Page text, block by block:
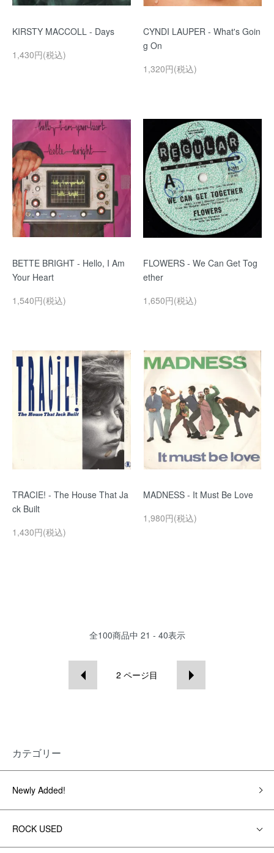
KIRSTY MACCOLL - Days
1,430円(税込)
CYNDI LAUPER - What's Goin
g On
1,320円(税込)
BETTE BRIGHT - Hello, I Am
Your Heart
1,540円(税込)
FLOWERS - We Can Get Tog
ether
1,650円(税込)
TRACIE! - The House That Ja
ck Built
1,430円(税込)
MADNESS - It Must Be Love
1,980円(税込)
全100商品中 21 - 40表示
2 ページ目
カテゴリー
Newly Added!
ROCK USED